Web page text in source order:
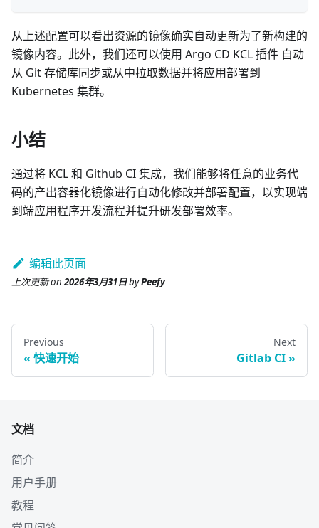
从上述配置可以看出资源的镜像确实自动更新为了新构建的
镜像内容。此外，我们还可以使用 Argo CD KCL 插件 自动
从 Git 存储库同步或从中拉取数据并将应用部署到
Kubernetes 集群。
小结
通过将 KCL 和 Github CI 集成，我们能够将任意的业务代
码的产出容器化镜像进行自动化修改并部署配置，以实现端
到端应用程序开发流程并提升研发部署效率。
编辑此页面
上次更新on2026年3月31日byPeefy
Previous
快速开始
Next
Gitlab CI
文档
简介
用户手册
教程